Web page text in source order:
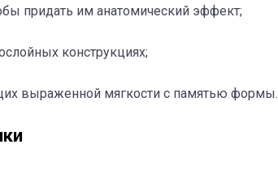
придать им анатомический эффект;
конструкциях;
выраженной мягкости с памятью формы.